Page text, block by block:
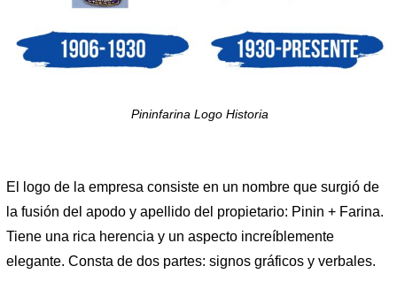
Pininfarina Logo Historia
El logo de la empresa consiste en un nombre que surgió de
la fusión del apodo y apellido del propietario: Pinin + Farina.
Tiene una rica herencia y un aspecto increíblemente
elegante. Consta de dos partes: signos gráficos y verbales.